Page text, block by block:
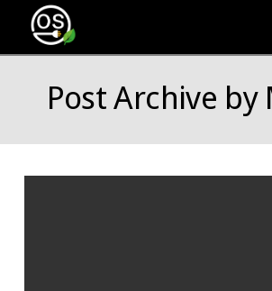
Seguras
Post Archive by